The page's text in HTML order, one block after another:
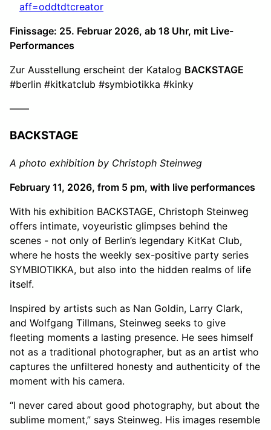
aff=oddtdtcreator
Finissage: 25. Februar 2026, ab 18 Uhr, mit Live-
Performances
Zur Ausstellung erscheint der Katalog BACKSTAGE
#berlin #kitkatclub #symbiotikka #kinky
——
BACKSTAGE
A photo exhibition by Christoph Steinweg
February 11, 2026, from 5 pm, with live performances
With his exhibition BACKSTAGE, Christoph Steinweg
offers intimate, voyeuristic glimpses behind the
scenes - not only of Berlin’s legendary KitKat Club,
where he hosts the weekly sex-positive party series
SYMBIOTIKKA, but also into the hidden realms of life
itself.
Inspired by artists such as Nan Goldin, Larry Clark,
and Wolfgang Tillmans, Steinweg seeks to give
fleeting moments a lasting presence. He sees himself
not as a traditional photographer, but as an artist who
captures the unfiltered honesty and authenticity of the
moment with his camera.
“I never cared about good photography, but about the
sublime moment,” says Steinweg. His images resemble